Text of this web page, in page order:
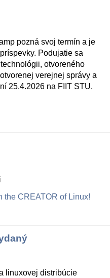
pozná svoj termín a je
Podujatie sa
otvoreného
verejnej správy a
25.4.2026 na FIIT STU.
the CREATOR of Linux!
linuxovej distribúcie